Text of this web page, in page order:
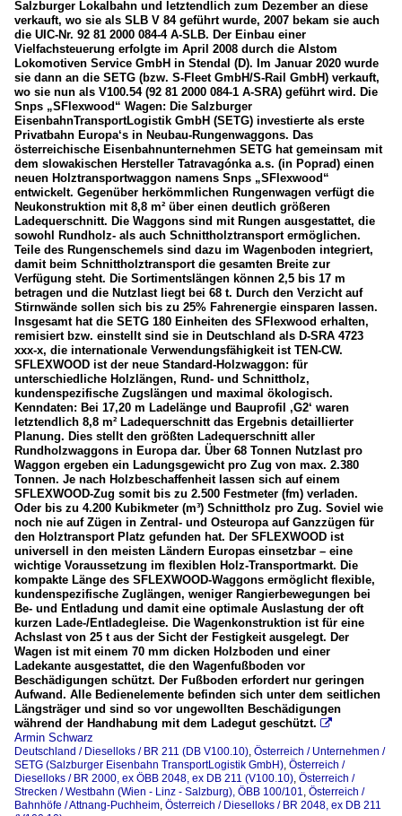
Salzburger Lokalbahn und letztendlich zum Dezember an diese
verkauft, wo sie als SLB V 84 geführt wurde, 2007 bekam sie auch
die UIC-Nr. 92 81 2000 084-4 A-SLB. Der Einbau einer
Vielfachsteuerung erfolgte im April 2008 durch die Alstom
Lokomotiven Service GmbH in Stendal (D). Im Januar 2020 wurde
sie dann an die SETG (bzw. S-Fleet GmbH/S-Rail GmbH) verkauft,
wo sie nun als V100.54 (92 81 2000 084-1 A-SRA) geführt wird. Die
Snps „SFlexwood“ Wagen: Die Salzburger
EisenbahnTransportLogistik GmbH (SETG) investierte als erste
Privatbahn Europa‘s in Neubau-Rungenwaggons. Das
österreichische Eisenbahnunternehmen SETG hat gemeinsam mit
dem slowakischen Hersteller Tatravagónka a.s. (in Poprad) einen
neuen Holztransportwaggon namens Snps „SFlexwood“
entwickelt. Gegenüber herkömmlichen Rungenwagen verfügt die
Neukonstruktion mit 8,8 m² über einen deutlich größeren
Ladequerschnitt. Die Waggons sind mit Rungen ausgestattet, die
sowohl Rundholz- als auch Schnittholztransport ermöglichen.
Teile des Rungenschemels sind dazu im Wagenboden integriert,
damit beim Schnittholztransport die gesamten Breite zur
Verfügung steht. Die Sortimentslängen können 2,5 bis 17 m
betragen und die Nutzlast liegt bei 68 t. Durch den Verzicht auf
Stirnwände sollen sich bis zu 25% Fahrenergie einsparen lassen.
Insgesamt hat die SETG 180 Einheiten des SFlexwood erhalten,
remisiert bzw. einstellt sind sie in Deutschland als D-SRA 4723
xxx-x, die internationale Verwendungsfähigkeit ist TEN-CW.
SFLEXWOOD ist der neue Standard-Holzwaggon: für
unterschiedliche Holzlängen, Rund- und Schnittholz,
kundenspezifische Zugslängen und maximal ökologisch.
Kenndaten: Bei 17,20 m Ladelänge und Bauprofil ‚G2‘ waren
letztendlich 8,8 m² Ladequerschnitt das Ergebnis detaillierter
Planung. Dies stellt den größten Ladequerschnitt aller
Rundholzwaggons in Europa dar. Über 68 Tonnen Nutzlast pro
Waggon ergeben ein Ladungsgewicht pro Zug von max. 2.380
Tonnen. Je nach Holzbeschaffenheit lassen sich auf einem
SFLEXWOOD-Zug somit bis zu 2.500 Festmeter (fm) verladen.
Oder bis zu 4.200 Kubikmeter (m³) Schnittholz pro Zug. Soviel wie
noch nie auf Zügen in Zentral- und Osteuropa auf Ganzzügen für
den Holztransport Platz gefunden hat. Der SFLEXWOOD ist
universell in den meisten Ländern Europas einsetzbar – eine
wichtige Voraussetzung im flexiblen Holz-Transportmarkt. Die
kompakte Länge des SFLEXWOOD-Waggons ermöglicht flexible,
kundenspezifische Zuglängen, weniger Rangierbewegungen bei
Be- und Entladung und damit eine optimale Auslastung der oft
kurzen Lade-/Entladegleise. Die Wagenkonstruktion ist für eine
Achslast von 25 t aus der Sicht der Festigkeit ausgelegt. Der
Wagen ist mit einem 70 mm dicken Holzboden und einer
Ladekante ausgestattet, die den Wagenfußboden vor
Beschädigungen schützt. Der Fußboden erfordert nur geringen
Aufwand. Alle Bedienelemente befinden sich unter dem seitlichen
Längsträger und sind so vor ungewollten Beschädigungen
während der Handhabung mit dem Ladegut geschützt. 
Armin Schwarz
Deutschland / Dieselloks / BR 211 (DB V100.10), Österreich / Unternehmen /
SETG (Salzburger Eisenbahn TransportLogistik GmbH), Österreich /
Dieselloks / BR 2000, ex ÖBB 2048, ex DB 211 (V100.10), Österreich /
Strecken / Westbahn (Wien - Linz - Salzburg), ÖBB 100/101, Österreich /
Bahnhöfe / Attnang-Puchheim, Österreich / Dieselloks / BR 2048, ex DB 211